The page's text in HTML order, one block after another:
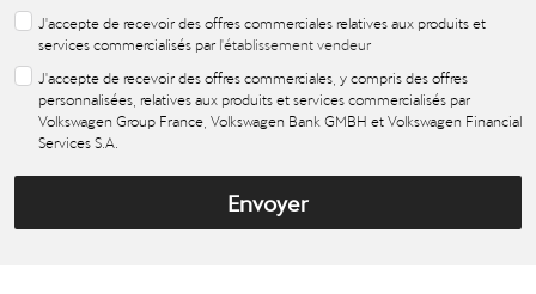
J'accepte de recevoir des offres commerciales relatives aux produits et
services commercialisés par l'établissement vendeur
J'accepte de recevoir des offres commerciales, y compris des offres
personnalisées, relatives aux produits et services commercialisés par
Volkswagen Group France, Volkswagen Bank GMBH et Volkswagen Financial
Services S.A.
Envoyer